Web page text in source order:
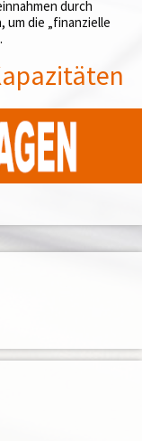
durch
um die „finanzielle